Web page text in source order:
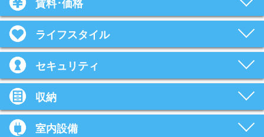
賃料･価格
ライフスタイル
セキュリティ
収納
室内設備